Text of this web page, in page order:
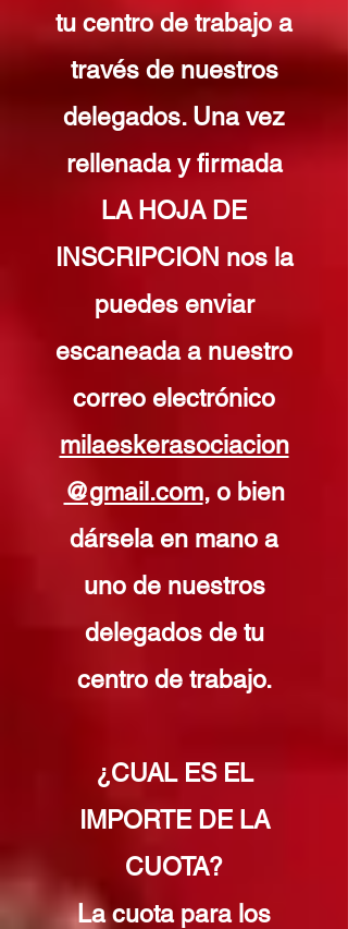
tu centro de trabajo a
través de nuestros
delegados. Una vez
rellenada y firmada
LA HOJA DE
INSCRIPCION nos la
puedes enviar
escaneada a nuestro
correo electrónico
milaeskerasociacion
@gmail.com, o bien
dársela en mano a
uno de nuestros
delegados de tu
centro de trabajo.
¿CUAL ES EL
IMPORTE DE LA
CUOTA?
La cuota para los